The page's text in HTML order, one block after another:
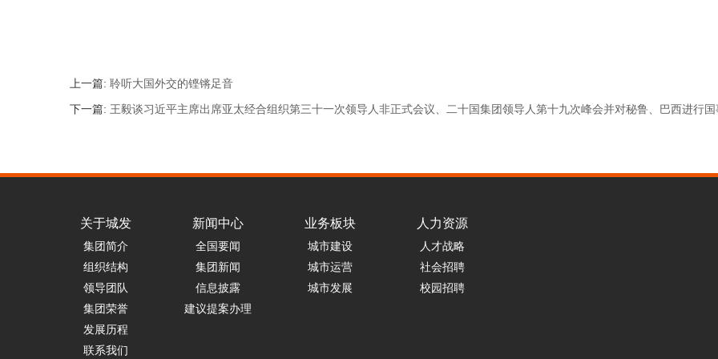
上一篇: 聆听大国外交的铿锵足音
下一篇: 王毅谈习近平主席出席亚太经合组织第三十一次领导人非正式会议、二十国集团领导人第十九次峰会并对秘鲁、巴西进行
关于城发
集团简介
组织结构
领导团队
集团荣誉
发展历程
联系我们
新闻中心
全国要闻
集团新闻
信息披露
建议提案办理
业务板块
城市建设
城市运营
城市发展
人力资源
人才战略
社会招聘
校园招聘